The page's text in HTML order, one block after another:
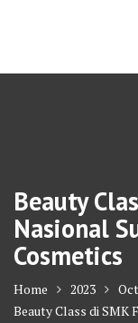
Beauty
Nasional
Cosmetics
Home 2023
Beauty Class di SMK